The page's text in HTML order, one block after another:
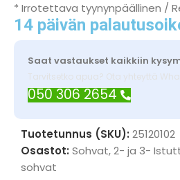
* Irrotettava tyynynpäällinen /
14 päivän
Saat vastaukset kaikkiin
Tarvitsetko apua? Ota yhteyttä
050 306 2654
Tuotetunnus (SKU): 25120102
Osastot: Sohvat,2- ja 3-
sohvat